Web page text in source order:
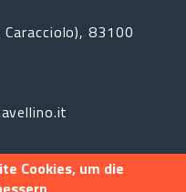
83100
Cookies, um die